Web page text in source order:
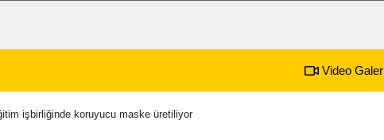
Video
işbirliğinde koruyucu maske üretiliyor